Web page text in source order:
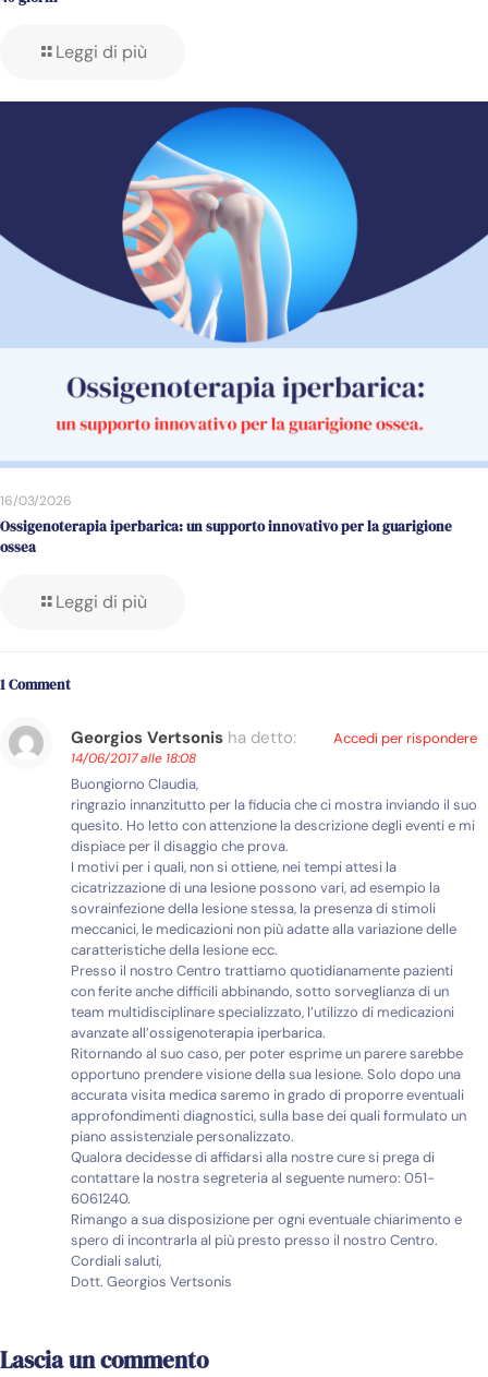
Leggi di più
16/03/2026
Ossigenoterapia iperbarica: un supporto innovativo per la guarigione
ossea
Leggi di più
1 Comment
Georgios Vertsonis ha detto:
14/06/2017 alle 18:08
Buongiorno Claudia,
ringrazio innanzitutto per la fiducia che ci mostra inviando il suo
quesito. Ho letto con attenzione la descrizione degli eventi e mi
dispiace per il disaggio che prova.
I motivi per i quali, non si ottiene, nei tempi attesi la
cicatrizzazione di una lesione possono vari, ad esempio la
sovrainfezione della lesione stessa, la presenza di stimoli
meccanici, le medicazioni non più adatte alla variazione delle
caratteristiche della lesione ecc.
Presso il nostro Centro trattiamo quotidianamente pazienti
con ferite anche difficili abbinando, sotto sorveglianza di un
team multidisciplinare specializzato, l’utilizzo di medicazioni
avanzate all’ossigenoterapia iperbarica.
Ritornando al suo caso, per poter esprime un parere sarebbe
opportuno prendere visione della sua lesione. Solo dopo una
accurata visita medica saremo in grado di proporre eventuali
approfondimenti diagnostici, sulla base dei quali formulato un
piano assistenziale personalizzato.
Qualora decidesse di affidarsi alla nostre cure si prega di
contattare la nostra segreteria al seguente numero: 051-
6061240.
Rimango a sua disposizione per ogni eventuale chiarimento e
spero di incontrarla al più presto presso il nostro Centro.
Cordiali saluti,
Dott. Georgios Vertsonis
Accedi per rispondere
Lascia un commento